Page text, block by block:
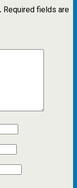
Required fields are